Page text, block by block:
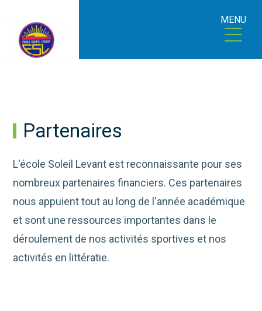
MENU
Partenaires
L'école Soleil Levant est reconnaissante pour ses
nombreux partenaires financiers. Ces partenaires
nous appuient tout au long de l'année académique
et sont une ressources importantes dans le
déroulement de nos activités sportives et nos
activités en littératie.